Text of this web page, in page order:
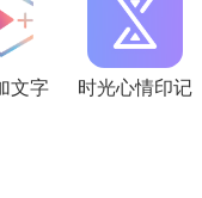
文字 时光心情印记